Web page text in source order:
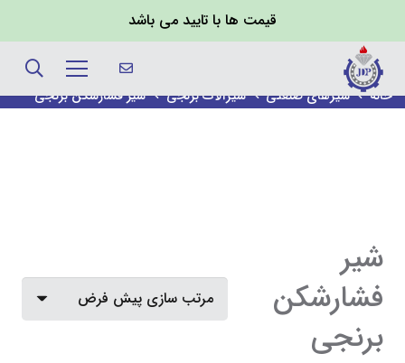
شیر فشارشکن برنجی
خانه شیرهای صنعتی شیرآلات برنجی شیر فشارشکن برنجی
شیر
فشارشکن
برنجی
قیمت ها با تایید می باشد